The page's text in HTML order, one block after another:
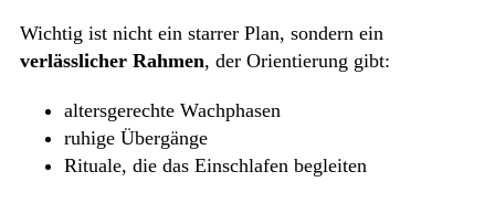
Wichtig ist nicht ein starrer Plan, sondern ein
verlässlicher Rahmen, der Orientierung gibt:
altersgerechte Wachphasen
ruhige Übergänge
Rituale, die das Einschlafen begleiten